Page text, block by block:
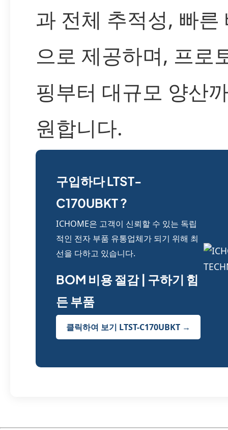
과 전체 추적성, 빠른
으로 제공하며, 프로
핑부터 대규모 양산
원합니다.
구입하다 LTST-
C170UBKT ?
ICHOME은 고객이 신뢰할 수 있는 독립
적인 전자 부품 유통업체가 되기 위해 최
선을 다하고 있습니다.
BOM 비용 절감 | 구하기 힘
든 부품
클릭하여 보기 LTST-C170UBKT →